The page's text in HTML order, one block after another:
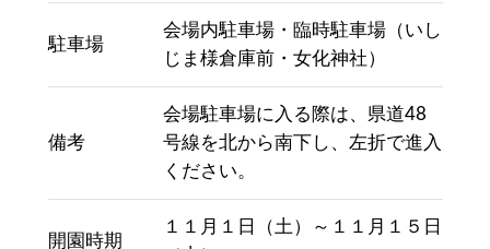
駐車場
会場内駐車場・臨時駐車場（いし
じま様倉庫前・女化神社）
備考
会場駐車場に入る際は、県道48
号線を北から南下し、左折で進入
ください。
開園時期
１１月１日（土）～１１月１５日